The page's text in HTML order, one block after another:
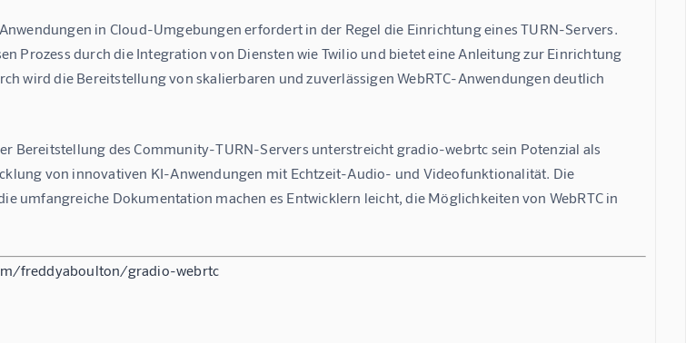
in Cloud-Umgebungen erfordert in der Regel die Einrichtung eines TURN-Servers.
Prozess durch die Integration von Diensten wie Twilio und bietet eine Anleitung zur Einrichtung
wird die Bereitstellung von skalierbaren und zuverlässigen WebRTC-Anwendungen deutlich
Bereitstellung des Community-TURN-Servers unterstreicht gradio-webrtc sein Potenzial als
von innovativen KI-Anwendungen mit Echtzeit-Audio- und Videofunktionalität. Die
umfangreiche Dokumentation machen es Entwicklern leicht, die Möglichkeiten von WebRTC in
freddyaboulton/gradio-webrtc